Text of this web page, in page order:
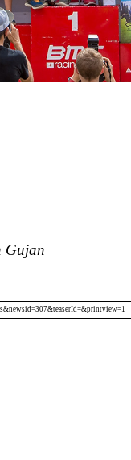
Gujan